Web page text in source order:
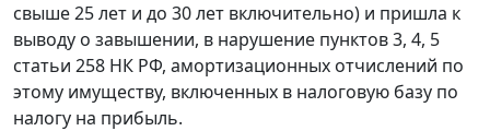
свыше 25 лет и до 30 лет включительно) и пришла к
выводу о завышении, в нарушение пунктов 3, 4, 5
статьи 258 НК РФ, амортизационных отчислений по
этому имуществу, включенных в налоговую базу по
налогу на прибыль.